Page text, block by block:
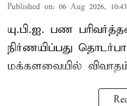
Published on: 06 Aug 2026,
யு.பி.ஐ. பண
நிர்ணயிப்பது
மக்களவையில்